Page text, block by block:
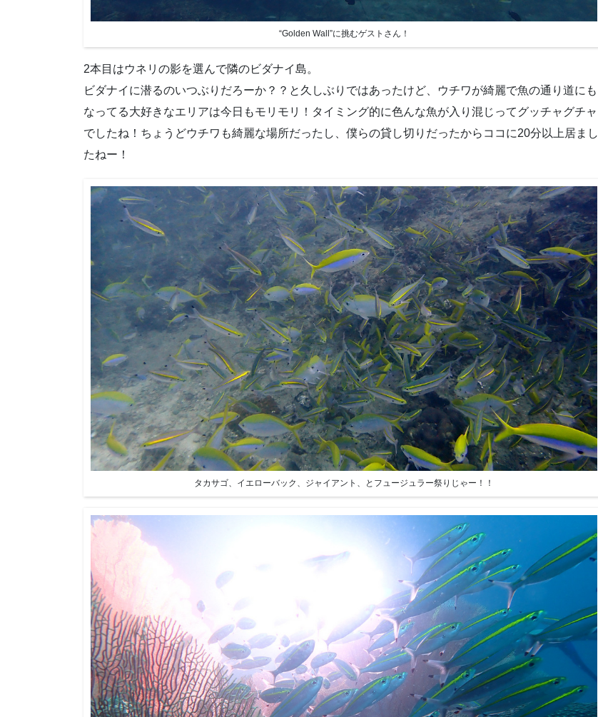
“Golden Wall”に挑むゲストさん！
2本目はウネリの影を選んで隣のビダナイ島。
ビダナイに潜るのいつぶりだろーか？？と久しぶりではあったけど、ウチワが綺麗で魚の通り道にも
なってる大好きなエリアは今日もモリモリ！タイミング的に色んな魚が入り混じってグッチャグチャ
でしたね！ちょうどウチワも綺麗な場所だったし、僕らの貸し切りだったからココに20分以上居まし
たねー！
タカサゴ、イエローバック、ジャイアント、とフュージュラー祭りじゃー！！